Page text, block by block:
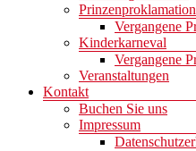
Prinzenproklamation
Vergangene
Kinderkarneval
Vergangene
Veranstaltungen
Kontakt
Buchen Sie uns
Impressum